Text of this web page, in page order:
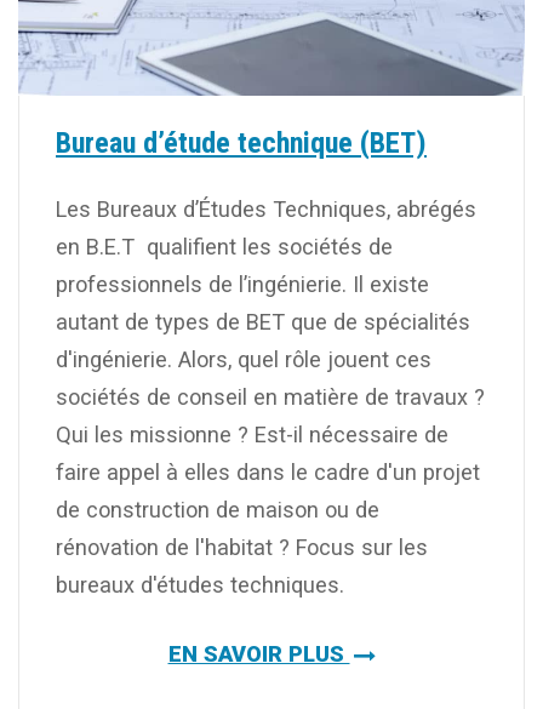
Bureau d’étude technique (BET)
Les Bureaux d’Études Techniques, abrégés
en B.E.T qualifient les sociétés de
professionnels de l’ingénierie. Il existe
autant de types de BET que de spécialités
d'ingénierie. Alors, quel rôle jouent ces
sociétés de conseil en matière de travaux ?
Qui les missionne ? Est-il nécessaire de
faire appel à elles dans le cadre d'un projet
de construction de maison ou de
rénovation de l'habitat ? Focus sur les
bureaux d'études techniques.
EN SAVOIR PLUS